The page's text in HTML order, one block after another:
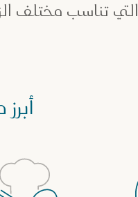
التي تناسب مختلف